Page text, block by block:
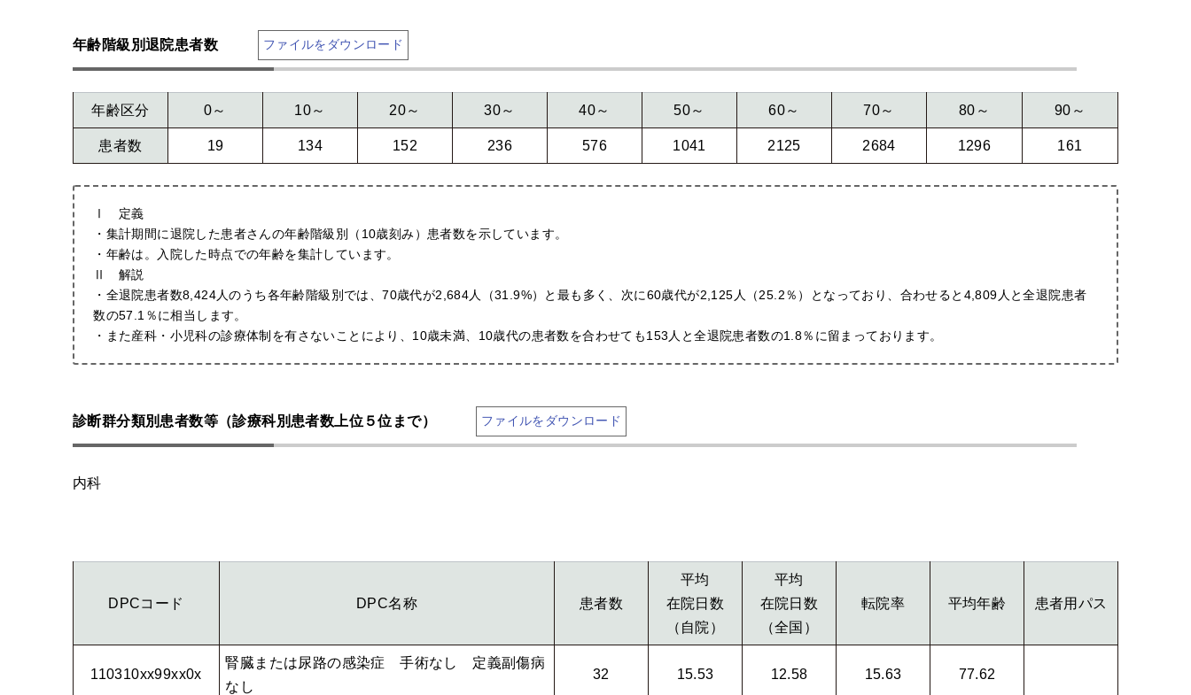
年齢階級別退院患者数 ファイルをダウンロード
年齢区分 0～ 10～ 20～ 30～ 40～ 50～ 60～ 70～ 80～ 90～
患者数 19 134 152 236 576 1041 2125 2684 1296 161
Ⅰ 定義
・集計期間に退院した患者さんの年齢階級別（10歳刻み）患者数を示しています。
・年齢は。入院した時点での年齢を集計しています。
Ⅱ 解説
・全退院患者数8,424人のうち各年齢階級別では、70歳代が2,684人（31.9%）と最も多く、次に60歳代が2,125人（25.2％）となっており、合わせると4,809人と全退院患者
数の57.1％に相当します。
・また産科・小児科の診療体制を有さないことにより、10歳未満、10歳代の患者数を合わせても153人と全退院患者数の1.8％に留まっております。
診断群分類別患者数等（診療科別患者数上位５位まで） ファイルをダウンロード
内科
DPCコード DPC名称 患者数
平均
在院日数
（自院）
平均
在院日数
（全国）
転院率 平均年齢 患者用パス
110310xx99xx0x
腎臓または尿路の感染症 手術なし 定義副傷病
なし
32 15.53 12.58 15.63 77.62